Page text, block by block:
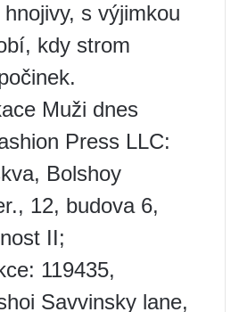
s výjimkou
kdy strom
Muži dnes
Press LLC:
Bolshoy
12, budova 6,
II;
119435,
Savvinsky lane,